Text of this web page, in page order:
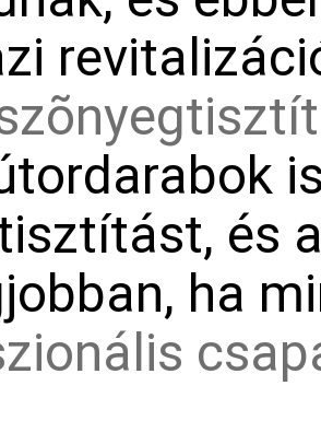
is
és
ha